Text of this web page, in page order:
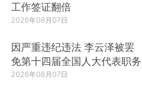
工作签证翻倍
2026年08月07日
因严重违纪违法 李云泽被罢
免第十四届全国人大代表职务
2026年08月07日